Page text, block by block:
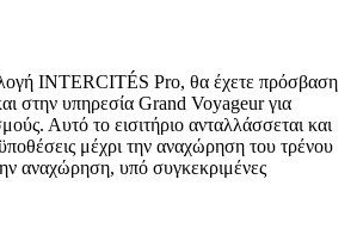
INTERCITÉS Pro, θα έχετε πρόσβαση
στην υπηρεσία Grand Voyageur για
Αυτό το εισιτήριο ανταλλάσσεται και
μέχρι την αναχώρηση του τρένου
αναχώρηση, υπό συγκεκριμένες